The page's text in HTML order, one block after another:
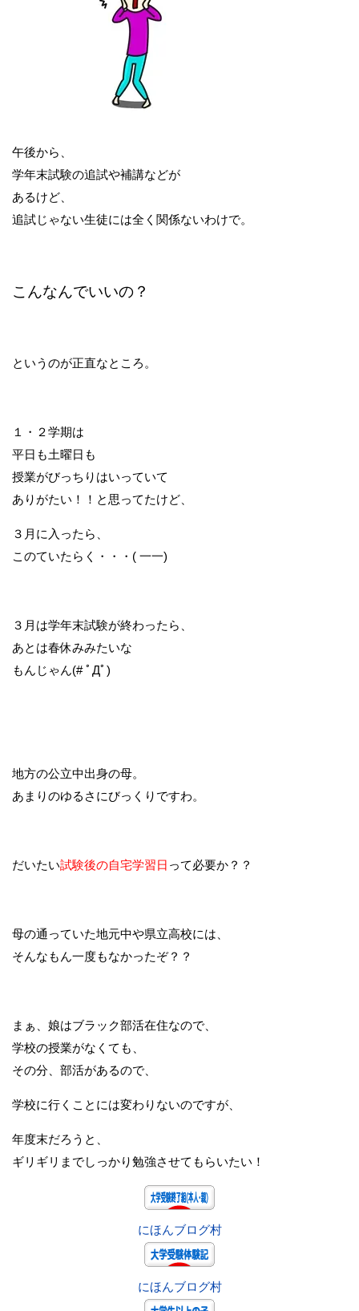
午後から、
学年末試験の追試や補講などが
あるけど、
追試じゃない生徒には全く関係ないわけで。
こんなんでいいの？
というのが正直なところ。
１・２学期は
平日も土曜日も
授業がびっちりはいっていて
ありがたい！！と思ってたけど、
３月に入ったら、
このていたらく・・・( 一一)
３月は学年末試験が終わったら、
あとは春休みみたいな
もんじゃん(# ﾟДﾟ)
地方の公立中出身の母。
あまりのゆるさにびっくりですわ。
だいたい試験後の自宅学習日 って必要か？？
母の通っていた地元中や県立高校には、
そんなもん一度もなかったぞ？？
まぁ、娘はブラック部活在住なので、
学校の授業がなくても、
その分、部活があるので、
学校に行くことには変わりないのですが、
年度末だろうと、
ギリギリまでしっかり勉強させてもらいたい！
にほんブログ村
にほんブログ村